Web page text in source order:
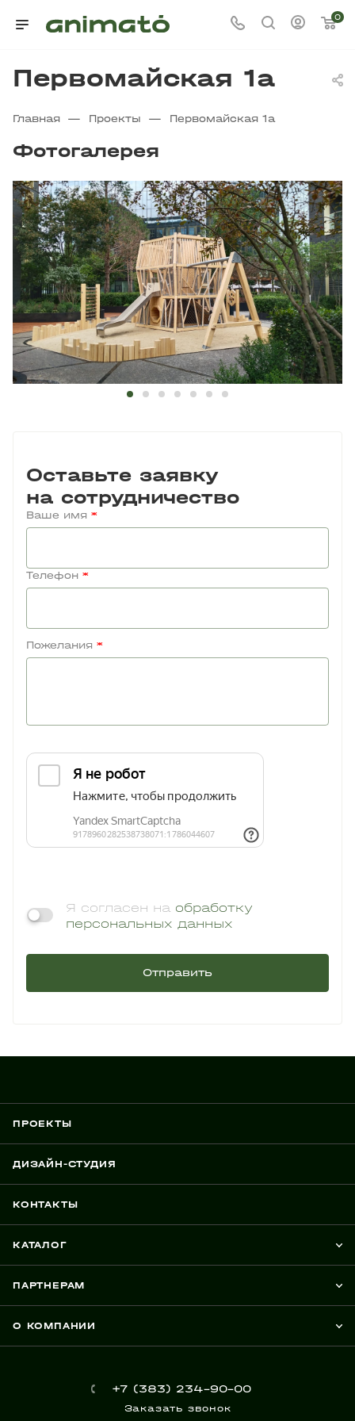
0
Первомайская 1а
Главная — Проекты — Первомайская 1а
Фотогалерея
Оставьте заявку
на сотрудничество
Пожелания *
Ваше имя *
Телефон *
Я согласен на обработку
персональных данных
Отправить
ПРОЕКТЫ
ДИЗАЙН-СТУДИЯ
КОНТАКТЫ
КАТАЛОГ
ПАРТНЕРАМ
О КОМПАНИИ
+7 (383) 234-90-00
Заказать звонок